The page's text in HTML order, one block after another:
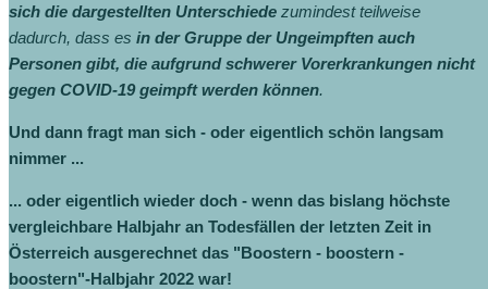
sich die dargestellten Unterschiede zumindest teilweise
dadurch, dass es in der Gruppe der Ungeimpften auch
Personen gibt, die aufgrund schwerer Vorerkrankungen nicht
gegen COVID-19 geimpft werden können.
Und dann fragt man sich - oder eigentlich schön langsam
nimmer ...
... oder eigentlich wieder doch - wenn das bislang höchste
vergleichbare Halbjahr an Todesfällen der letzten Zeit in
Österreich ausgerechnet das "Boostern - boostern -
boostern"-Halbjahr 2022 war!